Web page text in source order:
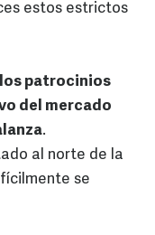
estos estrictos
patrocinios
del mercado
.
al norte de la
se